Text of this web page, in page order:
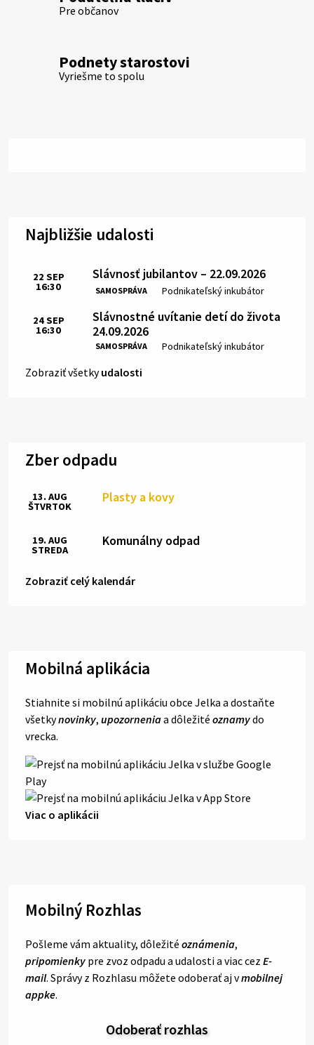
Pre občanov
Podnety starostovi
Vyriešme to spolu
Najbližšie udalosti
Slávnosť jubilantov – 22.09.2026
SAMOSPRÁVA Miesto:
Podnikateľský inkubátor
Čas:
22 SEP
16:30
Slávnostné uvítanie detí do života
24.09.2026
SAMOSPRÁVA Miesto:
Podnikateľský inkubátor
Čas:
24SEP
16:30
Zobraziť všetkyudalosti
Zber odpadu
Plasty a kovy
13. AUG
ŠTVRTOK
Komunálny odpad
19. AUG
STREDA
Zobraziť celý kalendár
Mobilná aplikácia
Stiahnite si mobilnú aplikáciu obce Jelka a dostaňte
všetkynovinky, upozorneniaa dôležité oznamydo
vrecka.
Viac o aplikácii
Mobilný Rozhlas
Pošleme vám aktuality, dôležité oznámenia,
pripomienky pre zvoz odpadu a udalosti a viac cez E-
mail. Správy z Rozhlasu môžete odoberať aj vmobilnej
appke.
Odoberať rozhlas